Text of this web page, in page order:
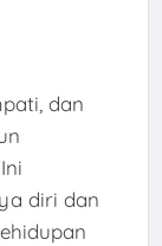
dan
diri dan